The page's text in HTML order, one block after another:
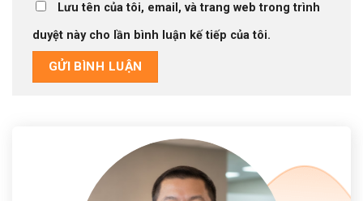
Lưu tên của tôi, email, và trang web trong trình
duyệt này cho lần bình luận kế tiếp của tôi.